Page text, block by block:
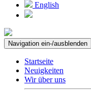
English
Navigation ein-/ausblenden
Startseite
Neuigkeiten
Wir über uns